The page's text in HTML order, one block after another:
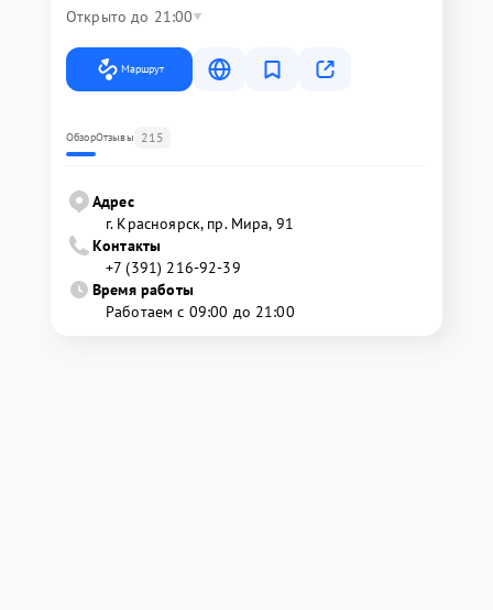
Открыто до 21:00
Маршрут
ОбзорОтзывы 215
Адрес
г. Красноярск, ​пр. Мира, 91
Контакты
+7 (391) 216-92-39
Время работы
Работаем с 09:00 до 21:00